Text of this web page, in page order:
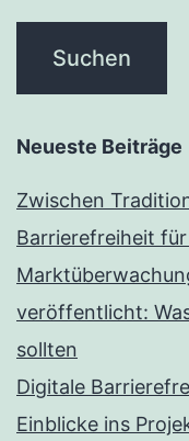
Neueste Beiträge
Zwischen
Barrierefreiheit
veröffentlicht:
sollten
Digitale
Einblicke ins